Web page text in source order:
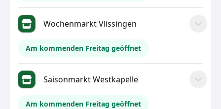
Wochenmarkt Vlissingen
Am kommenden Freitag geöffnet
Saisonmarkt Westkapelle
Am kommenden Freitag geöffnet